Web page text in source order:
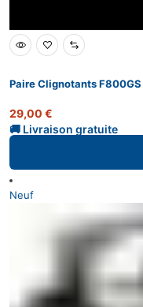
Paire Clignotants
29,00 €
Neuf